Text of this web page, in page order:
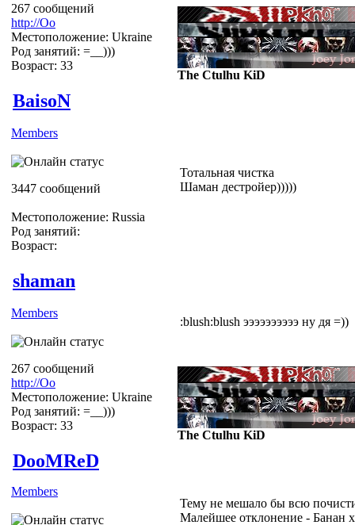
267 сообщений
http://Оо
Местоположение: Ukraine
Род занятий: =__)))
Возраст: 33
The Ctulhu KiD
BaisoN
Members
3447 сообщений
Местоположение: Russia
Род занятий:
Возраст:
Тотальная чистка
Шаман дестройер)))))
shaman
Members
267 сообщений
http://Оо
Местоположение: Ukraine
Род занятий: =__)))
Возраст: 33
:blush:blush ээээээээээ ну дя =))
The Ctulhu KiD
DooMReD
Members
Тему не мешало бы всю
Малейшее отклонение - Банан